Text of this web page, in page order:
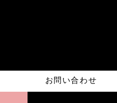
お問い合わせ